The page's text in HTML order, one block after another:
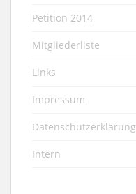
Petition 2014
Mitgliederliste
Links
Impressum
Datenschutzerklärung
Intern